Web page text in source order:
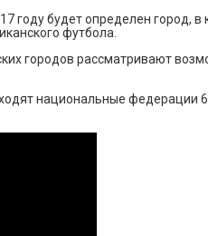
году будет определен
футбола.
городов рассматривают
национальные федерации